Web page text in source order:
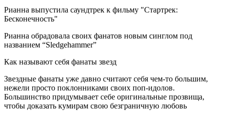
Рианна выпустила саундтрек к фильму "Стартрек:
Бесконечность"
Рианна обрадовала своих фанатов новым синглом под
названием “Sledgehammer”
Как называют себя фанаты звезд
Звездные фанаты уже давно считают себя чем-то большим,
нежели просто поклонниками своих поп-идолов.
Большинство придумывает себе оригинальные прозвища,
чтобы доказать кумирам свою безграничную любовь